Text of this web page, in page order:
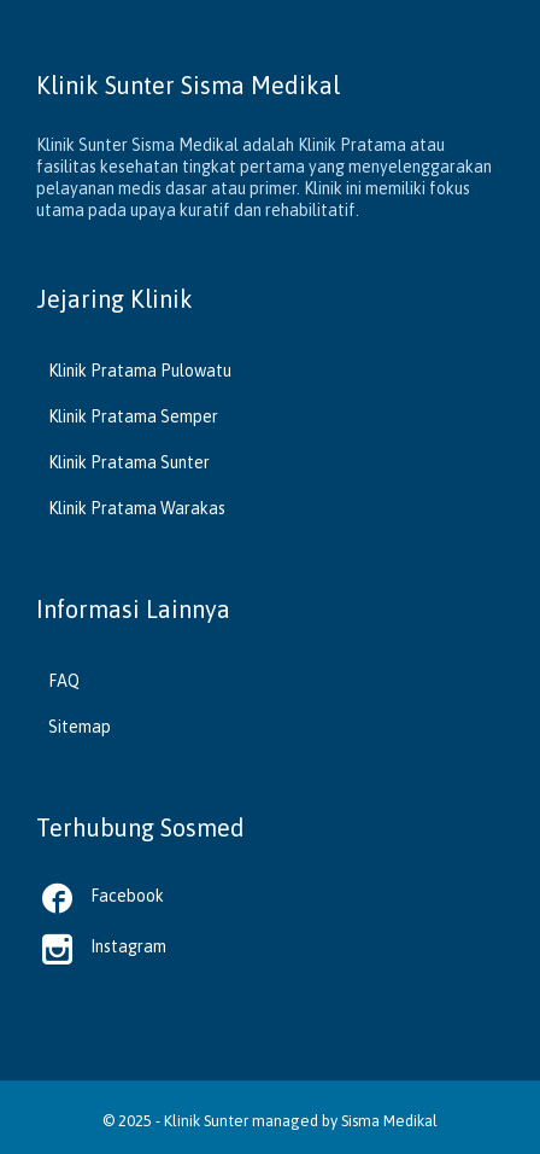
Klinik Sunter Sisma Medikal
Klinik Sunter Sisma Medikal adalah Klinik Pratama atau
fasilitas kesehatan tingkat pertama yang menyelenggarakan
pelayanan medis dasar atau primer. Klinik ini memiliki fokus
utama pada upaya kuratif dan rehabilitatif.
Jejaring Klinik
Klinik Pratama Pulowatu
Klinik Pratama Semper
Klinik Pratama Sunter
Klinik Pratama Warakas
Informasi Lainnya
FAQ
Sitemap
Terhubung Sosmed
 Facebook
 Instagram
© 2025 - Klinik Suntermanaged by Sisma Medikal